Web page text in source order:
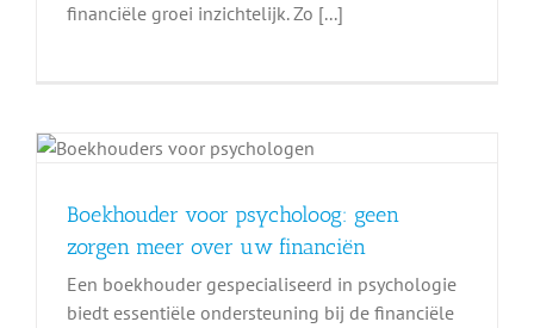
financiële groei inzichtelijk. Zo [...]
Boekhouder voor psycholoog: geen
zorgen meer over uw financiën
Een boekhouder gespecialiseerd in psychologie
biedt essentiële ondersteuning bij de financiële